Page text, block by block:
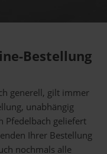
Bestellung
generell, gilt immer
unabhängig
Pfedelbach geliefert
Ihrer Bestellung
nochmals alle